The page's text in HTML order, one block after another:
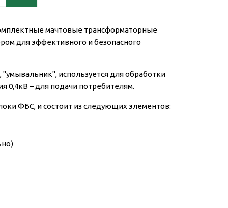
мачтовые трансформаторные
для эффективного и безопасного
используется для обработки
0,4кВ – для подачи потребителям.
ФБС, и состоит из следующих элементов: